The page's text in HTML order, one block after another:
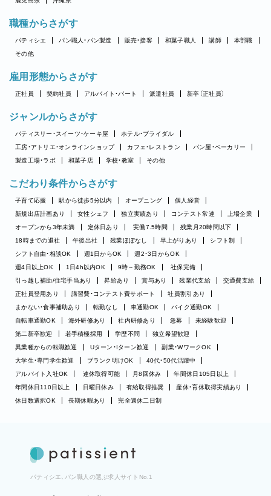
職種からさがす
パティシエ パン職人・パン製造 販売・接客 和菓子職人 講師
本部職
その他
雇用形態からさがす
正社員 契約社員 アルバイト・パート 派遣社員 新卒（正社員）
ジャンルからさがす
パティスリー・スイーツ・ケーキ屋
ホテル・ブライダル
工房・アトリエ・オンラインショップ
カフェ・レストラン
パン屋・ベーカリー
製造工場・ラボ
和菓子店 学校・教室 その他
こだわり条件からさがす
子育て応援 駅から徒歩5分以内 オープニング
個人経営
新規出店計画あり
女性シェフ 独立実績あり コンテスト常連
上場企業
オープンから3年未満
定休日あり 実働7.5時間
残業月20時間以下
18時までの退社
午後出社 残業ほぼなし 早上がりあり
シフト制
シフト自由・相談OK
週1日からOK
週2・3日からOK
週4日以上OK
1日4h以内OK 9時～勤務OK
社保完備
引っ越し補助/住宅手当あり
昇給あり 賞与あり 残業代支給
交通費支給
正社員登用あり
講習費・コンテスト費サポート
社員割引あり
まかない・食事補助あり
転勤なし 車通勤OK
バイク通勤OK
自転車通勤OK
海外研修あり 社内研修あり 急募
未経験歓迎
第二新卒歓迎
若手積極採用 学歴不問
独立希望歓迎
異業種からの転職歓迎
Uターン・Iターン歓迎
副業・WワークOK
大学生・専門学生歓迎
ブランク明けOK
40代・50代活躍中
アルバイト入社OK
連休取得可能 月8回休み
年間休日105日以上
年間休日110日以上
日曜日休み 有給取得推奨
産休・育休取得実績あり
休日数選択OK
長期休暇あり 完全週休二日制
パティシエ、パン職人の選ぶ求人サイトNo.1